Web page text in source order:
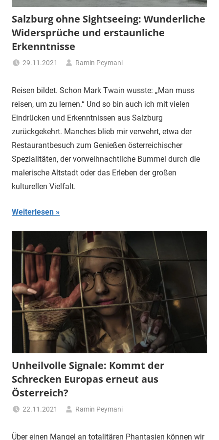
Salzburg ohne Sightseeing: Wunderliche
Widersprüche und erstaunliche
Erkenntnisse
29.11.2021
Ramin Peymani
Reisen bildet. Schon Mark Twain wusste: „Man muss
reisen, um zu lernen.“ Und so bin auch ich mit vielen
Eindrücken und Erkenntnissen aus Salzburg
zurückgekehrt. Manches blieb mir verwehrt, etwa der
Restaurantbesuch zum Genießen österreichischer
Spezialitäten, der vorweihnachtliche Bummel durch die
malerische Altstadt oder das Erleben der großen
kulturellen Vielfalt.
Weiterlesen
Unheilvolle Signale: Kommt der
Schrecken Europas erneut aus
Österreich?
22.11.2021
Ramin Peymani
Über einen Mangel an totalitären Phantasien können wir